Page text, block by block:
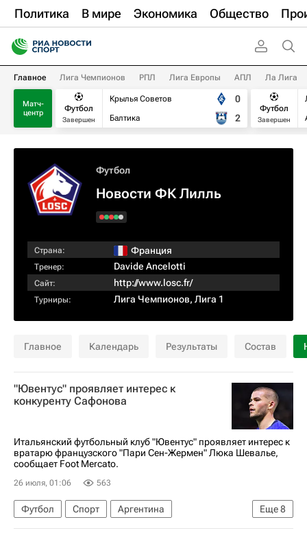
Политика В мире Экономика Общество
Главное Лига Чемпионов РПЛ Лига Европы АПЛ Ла Лига
Матч-
центр
Футбол
Завершен
Крылья Советов
Балтика
0
2
Футбол
Завершен
Футбол
Новости ФК Лилль
Страна: Франция
Тренер: Davide Ancelotti
Сайт: http://www.losc.fr/
Турниры: Лига Чемпионов, Лига 1
Главное Календарь Результаты Состав
"Ювентус" проявляет интерес к
конкуренту Сафонова
Итальянский футбольный клуб "Ювентус" проявляет интерес к
вратарю французского "Пари Сен-Жермен" Люка Шевалье,
сообщает Foot Mercato.
26 июля, 01:06 563
Еще8
Футбол Спорт
Аргентина
Эмилиано Мартинес (1985)
Дзион Судзуки